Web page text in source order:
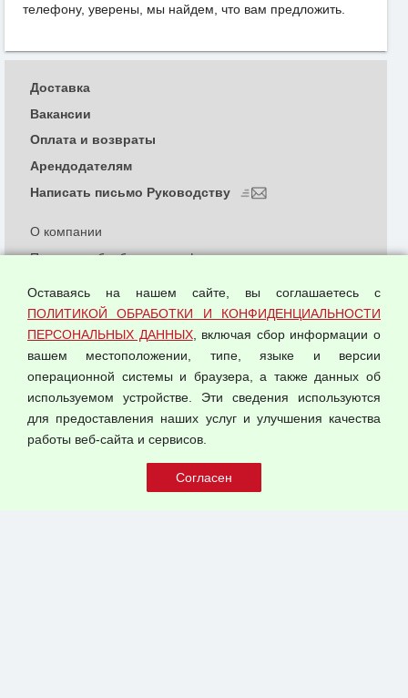
телефону, уверены, мы найдем, что вам предложить.
© 2026 ООО "Феникс"
О компании
Политика обработки и конфиденциальности
Согласием на обработку персональных данных
Оферта оптовой купли-продажи
Публичная оферта
Доставка
Вакансии
Оплата и возвраты
Арендодателям
Написать письмо Руководству
Оставаясь на нашем сайте, вы соглашаетесь с
ПОЛИТИКОЙ ОБРАБОТКИ И КОНФИДЕНЦИАЛЬНОСТИ
ПЕРСОНАЛЬНЫХ ДАННЫХ, включая сбор информации о
вашем местоположении, типе, языке и версии
операционной системы и браузера, а также данных об
используемом устройстве. Эти сведения используются
для предоставления наших услуг и улучшения качества
работы веб-сайта и сервисов.